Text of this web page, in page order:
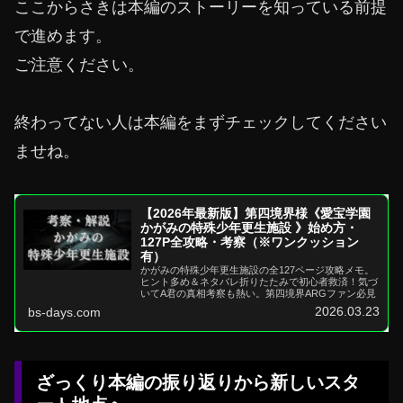
ここからさきは本編のストーリーを知っている前提
で進めます。
ご注意ください。
終わってない人は本編をまずチェックしてください
ませね。
【2026年最新版】第四境界様《愛宝学園
かがみの特殊少年更生施設 》始め方・
127P全攻略・考察（※ワンクッション
有）
かがみの特殊少年更生施設の全127ページ攻略メモ。
ヒント多め＆ネタバレ折りたたみで初心者救済！気づ
いてA君の真相考察も熱い。第四境界ARGファン必見
bs-days.com 2026.03.23
ざっくり本編の振り返りから新しいスタ